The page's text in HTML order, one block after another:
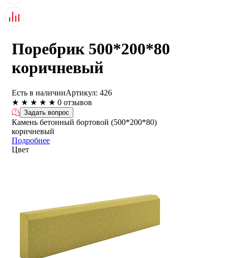
Поребрик 500*200*80
коричневый
Есть в наличииАртикул: 426
★ ★ ★ ★ ★ 0 отзывов
Задать вопрос
Камень бетонный бортовой (500*200*80)
коричневый
Подробнее
Цвет